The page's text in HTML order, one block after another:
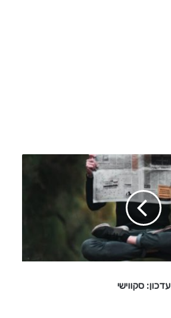
עדכון: סקווישי